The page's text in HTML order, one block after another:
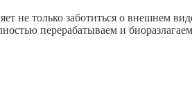
не только заботиться о внешнем
перерабатываем и